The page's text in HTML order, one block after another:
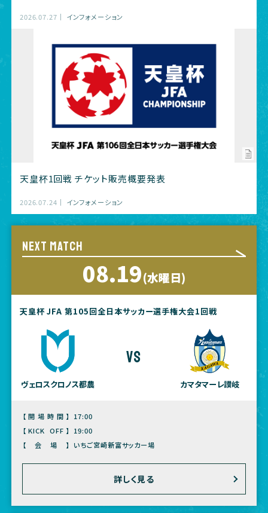
2026.07.27 インフォメーション
天皇杯1回戦 チケット販売概要発表
2026.07.24 インフォメーション
NEXT MATCH
08.19(水曜日)
天皇杯 JFA 第105回全日本サッカー選手権大会1回戦
ヴェロスクロノス都農
vs
カマタマーレ讃岐
【開場時間】
17:00
【KICK OFF】
19:00
【会場】
いちご宮崎新富サッカー場
詳しく見る